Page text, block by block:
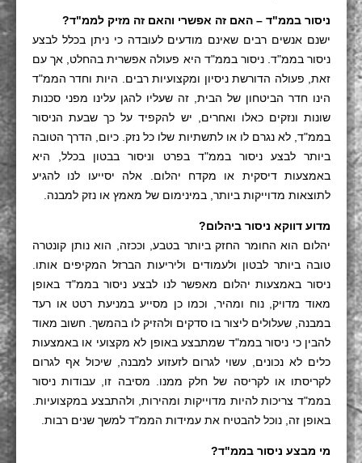
ניסור בממ"ד – האם זה אפשרי והאם זה מזיק לממ"ד?
ישנם אנשים רבים שאינם מודעים לעובדה כי ניתן בכלל לבצע
ניסור בממ"ד. ניסור בממ"ד היא פעולה אפשרית בהחלט, אך עם
זאת, פעולה הדורשת ניסיון ומקצועיות רבים. היות וחדר הממ"ד
הינו חדר הביטחון של הבית, זה שעליו להגן עלינו מפני סכנות
שונות ונזקים כאלו ואחרים, יש להקפיד על כך שבעת הניסור
בממ"ד, לא נגרם לו או לתשתיות שלו כל נזק. כיום, הדרך הטובה
ביותר לבצע ניסור בממ"ד בפרט וניסור בבטון בכלל, היא
באמצעות דיסקית או מקדח יהלום. אלה יסייעו לנו להגיע
לתוצאות מדוייקות ביותר, במינימום של מאמץ או נזק למבנה.
מדוע דווקא ניסור ביהלום?
יהלום הוא החומר החזק ביותר בטבע, וככזה, הוא נותן קונטרה
טובה ביותר לבטון ולעמודים וליריעות הברזל המקיפים אותו.
ניסור באמצעות יהלום מאפשר לנו לבצע ניסור בממ"ד באופן
מאוד מדויק, נוח ומהיר, וכמו כן מסייע במניעת רטט או רעד
במבנה, שעלולים ליצור בו סדקים ולהזיק לו בהמשך. חשוב מאוד
להבין כי ניסור בממ"ד שמתבצע באופן לא מקצועי או באמצעות
כלים לא נכונים, עשוי לגרום לזעזוע למבנה, שיכול אף לגרום
לקריסתו או לקריסה של חלק ממנו. מסיבה זו, עבודות ניסור
בממ"ד צריכות להיות מדוייקות ומהירות, ולהתבצע במקצועיות.
באופן זה, נוכל להבטיח את עמידות הממ"ד למשך שנים רבות.
מי מבצע ניסור בממ"ד?